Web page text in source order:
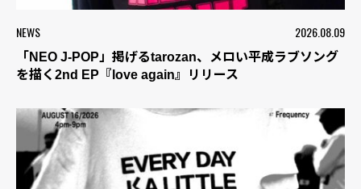
NEWS 2026.08.09
「NEO J-POP」掲げるtarozan、メロい平成ラブソング
を描く2nd EP『love again』リリース